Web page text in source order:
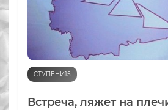
СТУПЕНИ15
Встреча, ляжет на